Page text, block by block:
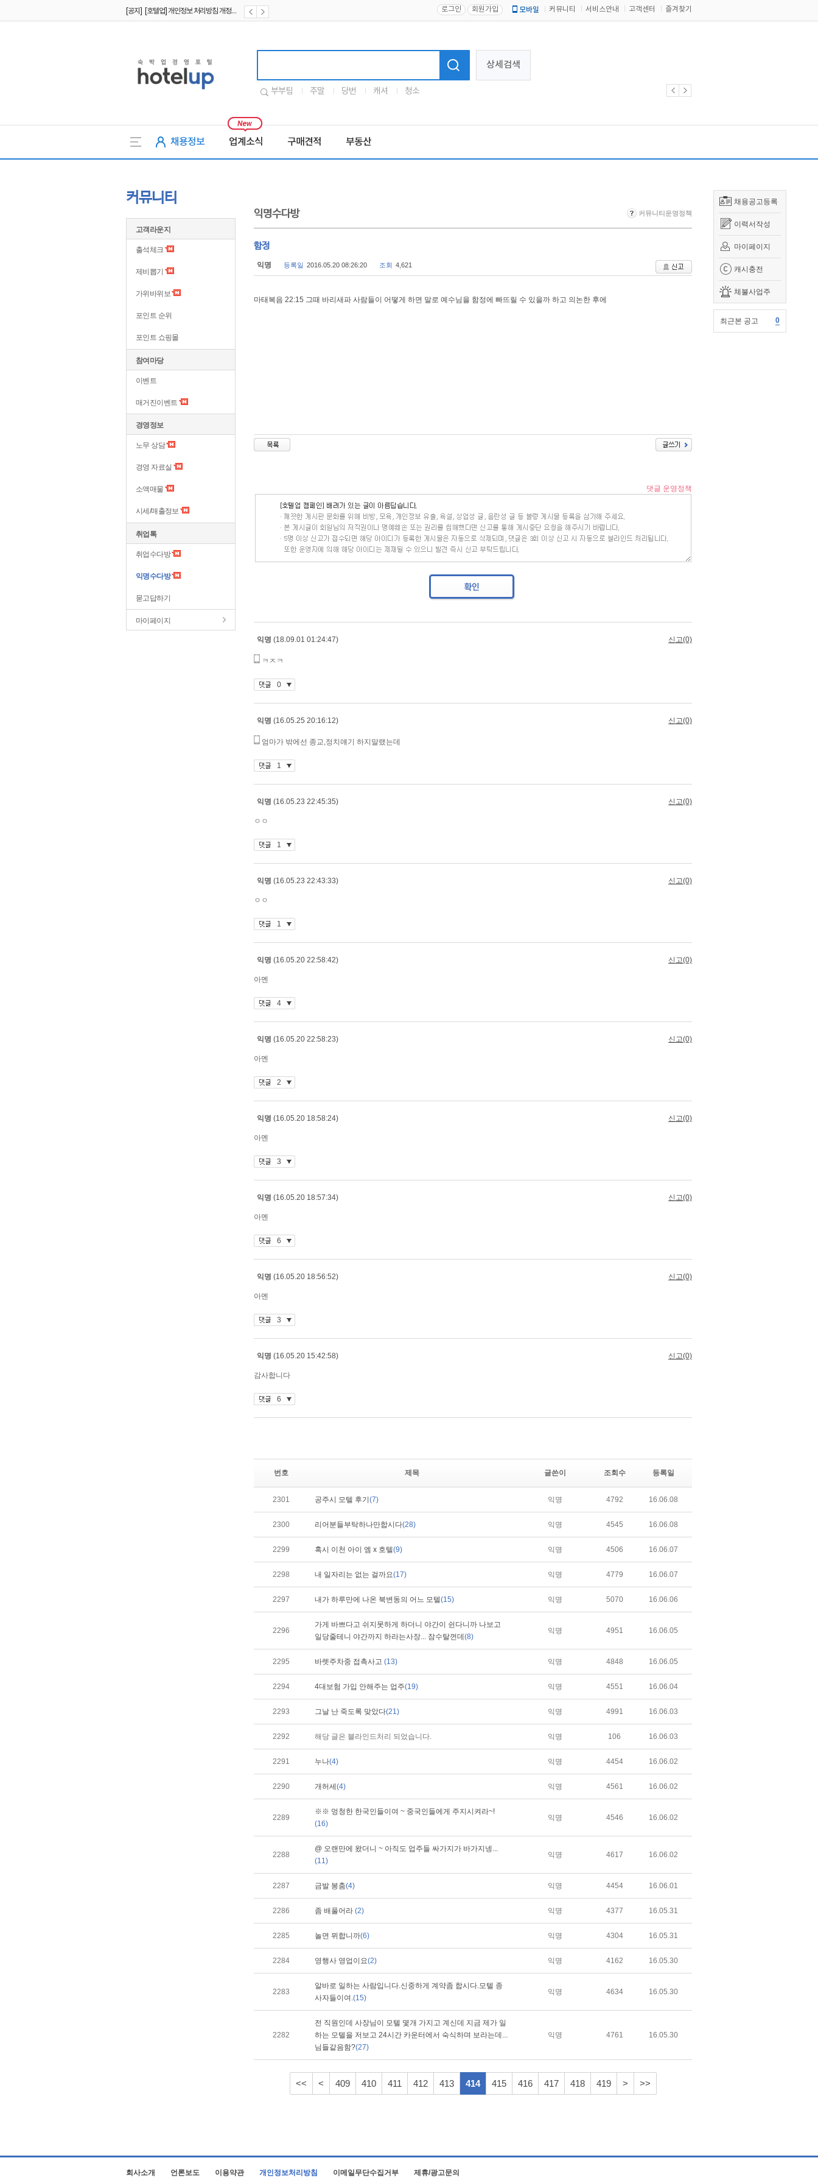
[공지] [호텔업] 개인정보 처리방침 개정본2 (19.09.02) 로그인 회원가입 모바일 커뮤니티 서비스안내 고객센터 즐겨찾기
상세검색
부부팀 주말 당번 캐셔 청소
채용정보 업계소식 구매견적 부동산
채용공고등록
이력서작성
마이페이지
캐시충전
체불사업주
최근본 공고 0
커뮤니티
고객라운지
출석체크
제비뽑기
가위바위보
포인트 순위
포인트 쇼핑몰
참여마당
이벤트
매거진이벤트
경영정보
노무 상담
경영 자료실
소액매물
시세/매출정보
취업톡
취업수다방
익명수다방
묻고답하기
마이페이지
익명수다방 커뮤니티운영정책
함정
익명 등록일 2016.05.20 08:26:20 조회 4,621
마태복음 22:15 그때 바리새파 사람들이 어떻게 하면 말로 예수님을 함정에 빠뜨릴 수 있을까 하고 의논한 후에
번호 제목 글쓴이 조회수 등록일
2301 공주시 모텔 후기 (7) 익명 4792 16.06.08
2300 리어분들부탁하나만합시다(28) 익명 4545 16.06.08
2299 혹시 이천 아이 엠 x 호텔(9) 익명 4506 16.06.07
2298 내 일자리는 없는 걸까요(17) 익명 4779 16.06.07
2297 내가 하루만에 나온 북변동의 어느 모텔(15) 익명 5070 16.06.06
2296
가게 바쁘다고 쉬지못하게 하더니 야간이 쉰다니까 나보고
일당줄테니 야간까지 하라는사장... 잠수탈껀데 (8)
익명 4951 16.06.05
2295 바렛주차중 접촉사고 (13) 익명 4848 16.06.05
2294 4대보험 가입 안해주는 업주(19) 익명 4551 16.06.04
2293 그날 난 죽도록 맞았다(21) 익명 4991 16.06.03
2292 해당 글은 블라인드처리 되었습니다. 익명 106 16.06.03
2291 누나(4) 익명 4454 16.06.02
2290 개허세 (4) 익명 4561 16.06.02
2289
※※ 멍청한 한국인들이여 ~ 중국인들에게 주지시켜라~!
(16)
익명 4546 16.06.02
2288
@ 오랜만에 왔더니 ~ 아직도 업주들 싸가지가 바가지넹...
(11)
익명 4617 16.06.02
2287 금발 봉춤(4) 익명 4454 16.06.01
2286 좀 배풀어라 (2) 익명 4377 16.05.31
2285 놀면 뮈합니까(6) 익명 4304 16.05.31
2284 영행사 영업이요(2) 익명 4162 16.05.30
2283
알바로 일하는 사람입니다.신중하게 계약좀 합시다.모텔 종
사자들이여.(15)
익명 4634 16.05.30
2282
전 직원인데 사장님이 모텔 몇개 가지고 계신데 지금 제가 일
하는 모텔을 저보고 24시간 카운터에서 숙식하며 보라는데...
님들같음함?(27)
익명 4761 16.05.30
<< < 409 410 411 412 413 414 415 416 417 418 419 > >>
회사소개 언론보도 이용약관 개인정보처리방침 이메일무단수집거부 제휴/광고문의